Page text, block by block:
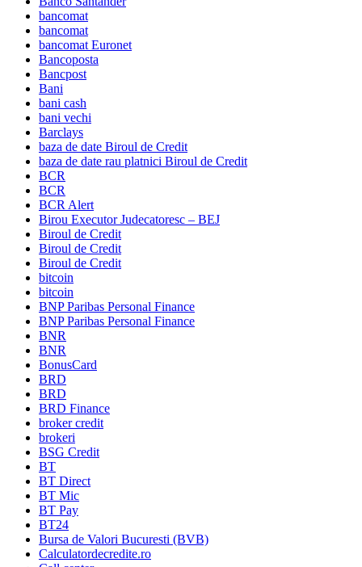
bancomat
bancomat
bancomat Euronet
Bancoposta
Bancpost
Bani
bani cash
bani vechi
Barclays
baza de date Biroul de Credit
baza de date rau platnici Biroul de Credit
BCR
BCR
BCR Alert
Birou Executor Judecatoresc – BEJ
Biroul de Credit
Biroul de Credit
Biroul de Credit
bitcoin
bitcoin
BNP Paribas Personal Finance
BNP Paribas Personal Finance
BNR
BNR
BonusCard
BRD
BRD
BRD Finance
broker credit
brokeri
BSG Credit
BT
BT Direct
BT Mic
BT Pay
BT24
Bursa de Valori Bucuresti (BVB)
Calculatordecredite.ro